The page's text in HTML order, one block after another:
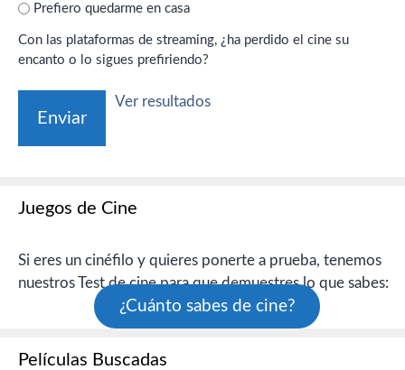
Prefiero quedarme en casa
Con las plataformas de streaming, ¿ha perdido el cine su
encanto o lo sigues prefiriendo?
Ver resultados
Juegos de Cine
Si eres un cinéfilo y quieres ponerte a prueba, tenemos
nuestros Test de cine para que demuestres lo que sabes:
¿Cuánto sabes de cine?
Películas Buscadas